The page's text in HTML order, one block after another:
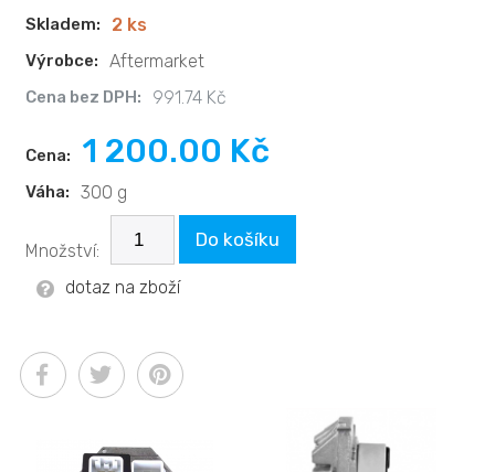
Skladem: 2 ks
Výrobce: Aftermarket
Cena bez DPH: 991.74 Kč
Cena: 1 200.00 Kč
Váha: 300 g
Množství: Do košíku
dotaz na zboží